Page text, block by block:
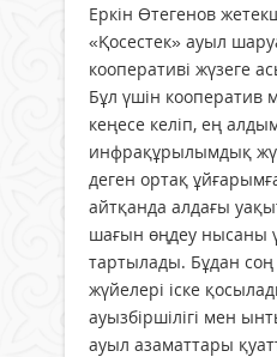
Еркін Өтегенов
«Қосестек» ауыл
кооперативі жүзеге
Бұл үшін кооператив
кеңесе келіп, ең
инфрақұрылымдық
деген ортақ
айтқанда алдағы
шағын өңдеу нысаны
тартылады. Бұдан соң
жүйелері іске
ауызбіршілігі мен
ауыл азаматтары